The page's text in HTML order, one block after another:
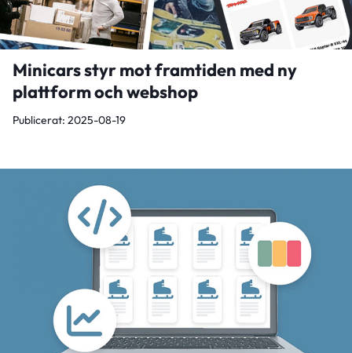
Minicars styr mot framtiden med ny
plattform och webshop
Publicerat: 2025-08-19